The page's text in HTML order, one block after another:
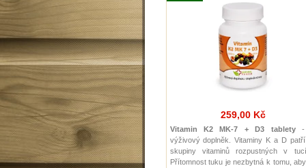
259,00 Kč
Vitamin K2 MK-7 + D3 tablety-
výživový doplněk. Vitaminy K a D
skupiny vitaminů rozpustných v
Přítomnost tuku je nezbytná k tomu,